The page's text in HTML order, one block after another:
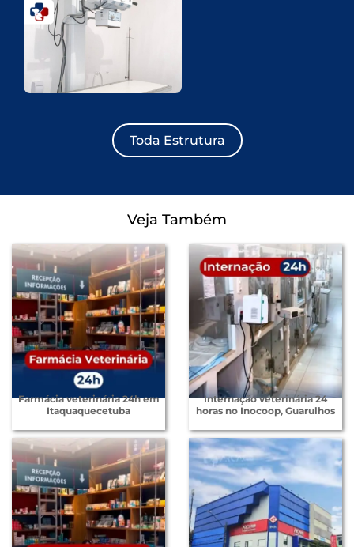
Toda Estrutura
Veja Também
Farmácia veterinária 24h em
Itaquaquecetuba
Internação veterinária 24
horas no Inocoop, Guarulhos